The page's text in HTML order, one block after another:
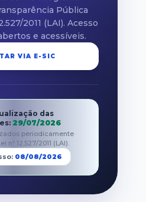
Pública
2011 (LAI). Acesso
e acessíveis.
VIA E-SIC
das
: 29/07/2026
periodicamente
nº 12.527/2011 (LAI).
08/08/2026